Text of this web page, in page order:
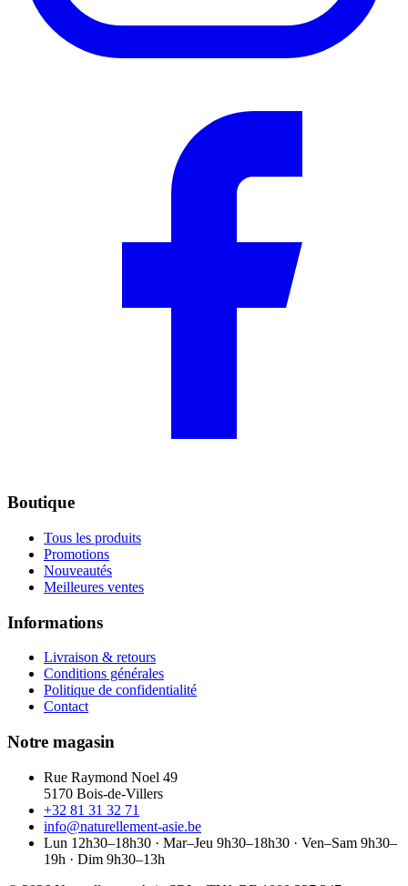
Boutique
Tous les produits
Promotions
Nouveautés
Meilleures ventes
Informations
Livraison & retours
Conditions générales
Politique de confidentialité
Contact
Notre magasin
Rue Raymond Noel 49
5170 Bois-de-Villers
+32 81 31 32 71
info@naturellement-asie.be
Lun 12h30–18h30 · Mar–Jeu 9h30–18h30 · Ven–Sam 9h30–
19h · Dim 9h30–13h